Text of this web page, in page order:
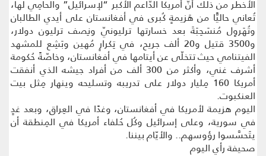
الأخطر من ذلك أنّ أمريكا الدّاعم الأكبر “لإسرائيل” والحامِي لها،
تُعاني حاليًّا من هَزيمةٍ كُبرى في أفغانستان على أيدي الطالبان
وتُهَروِل مُنسَحِبَةَ بعد خسارتها ترليونيّ ونِصف ترليون دولار،
و3500 قتيل و20 ألف جريح، في تِكرارٍ مُهين وبَشِع للمشهد
الفيتنامي حيث تتخلّى عن أيتامها في أفغانستان، وخاصّةً حُكومة
أشرف غني، وأكثر من 300 ألف من أفراد جيشه الذي أنفقت
أمريكا 160 مِليار دولار على تدريبه وتسليحه وينهار مِثل بيت
العنكبوت.
اليوم هزيمة لأمريكا في أفغانستان، وغدًا في العِراق، وبعد غدٍ
في سورية، وعلى إسرائيل وكُل حُلفاء أمريكا في المِنطقة أن
يتَحسَّسوا رؤوسهم.. والأيّام بيننا.
صحيفة رأي اليوم